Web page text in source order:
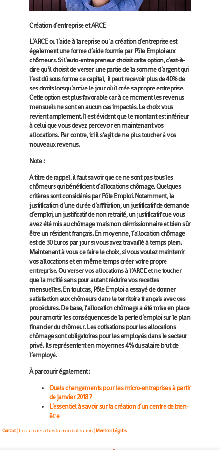
Création d’entreprise et ARCE
L’ARCE ou l’aide à la reprise ou la création d’entreprise est
également une forme d’aide fournie par Pôle Emploi aux
chômeurs. Si l’auto-entrepreneur choisit cette option, c’est-à-
dire qu’il choisit de verser une partie de la somme d’argent qui
l’est dû sous forme de capital, il peut recevoir plus de 40% de
ses droits lorsqu’arrive le jour où il crée sa propre entreprise.
Cette option est plus favorable car à ce moment les revenus
mensuels ne sont en aucun cas impactés. Le choix vous
revient amplement. Il est évident que le montant est inférieur
à celui que vous devez percevoir en maintenant vos
allocations. Par contre, ici il s’agit de ne plus toucher à vos
nouveaux revenus.
Note :
A titre de rappel, il faut savoir que ce ne sont pas tous les
chômeurs qui bénéficient d’allocations chômage. Quelques
critères sont considérés par Pôle Emploi. Notamment, la
justification d’une durée d’affiliation, un justificatif de demande
d’emploi, un justificatif de non retraité, un justificatif que vous
avez été mis au chômage mais non démissionnaire et bien sûr
être un résident français. En moyenne, l’allocation chômage
est de 30 Euros par jour si vous avez travaillé à temps plein.
Maintenant à vous de faire le choix, si vous voulez maintenir
vos allocations et en même temps créer votre propre
entreprise. Ou verser vos allocations à l’ARCE et ne toucher
que la moitié sans pour autant réduire vos recettes
mensuelles. En tout cas, Pôle Emploi a essayé de donner
satisfaction aux chômeurs dans le territoire français avec ces
procédures. De base, l’allocation chômage a été mise en place
pour amortir les conséquences de la perte d’emploi sur le plan
financier du chômeur. Les cotisations pour les allocations
chômage sont obligatoires pour les employés dans le secteur
privé. Ils représentent en moyennes 4% du salaire brut de
l’employé.
À parcourir également :
Quels changements pour les micro-entreprises à partir
de janvier 2018 ?
L’essentiel à savoir sur la création d’un centre de bien-
être
Contact¦ Les affaires dans la mondialisation ¦ Mentions Légales